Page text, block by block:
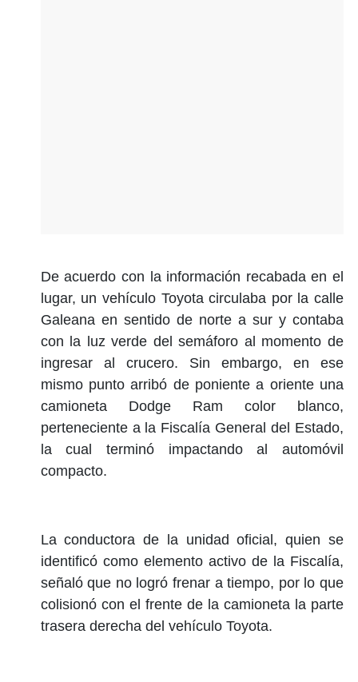
De acuerdo con la información recabada en el
lugar, un vehículo Toyota circulaba por la calle
Galeana en sentido de norte a sur y contaba
con la luz verde del semáforo al momento de
ingresar al crucero. Sin embargo, en ese
mismo punto arribó de poniente a oriente una
camioneta Dodge Ram color blanco,
perteneciente a la Fiscalía General del Estado,
la cual terminó impactando al automóvil
compacto.
La conductora de la unidad oficial, quien se
identificó como elemento activo de la Fiscalía,
señaló que no logró frenar a tiempo, por lo que
colisionó con el frente de la camioneta la parte
trasera derecha del vehículo Toyota.